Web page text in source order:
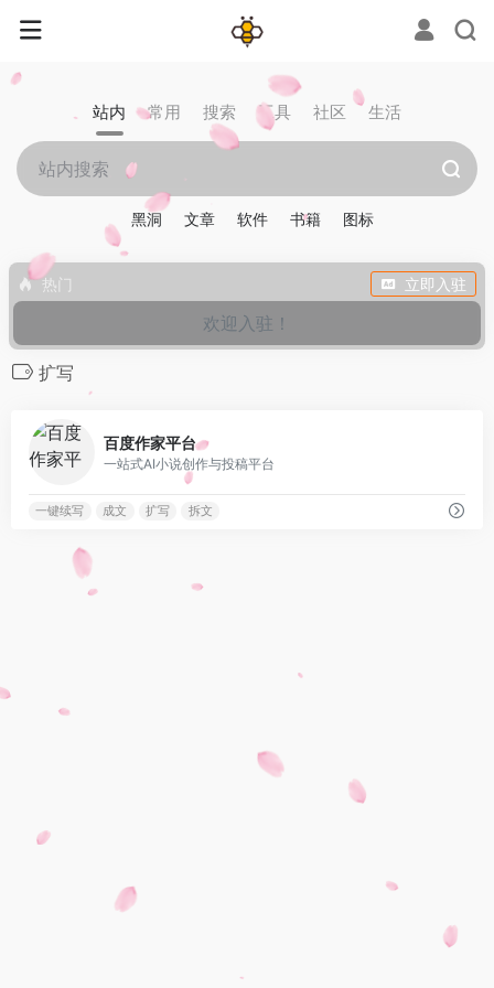
站内 常用 搜索 工具 社区 生活
黑洞 文章 软件 书籍 图标
热门 立即入驻
欢迎入驻！
扩写
百度作家平台
一站式AI小说创作与投稿平台
一键续写 成文 扩写 拆文